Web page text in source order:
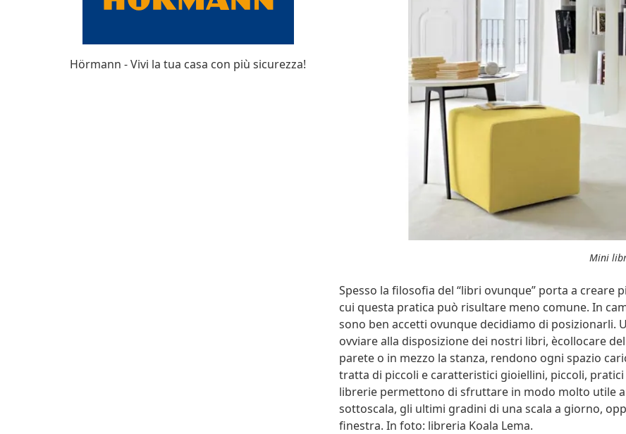
Mini
Spesso la filosofia del “libri ovunque” porta a
cui questa pratica può risultare meno comune. In
sono ben accetti ovunque decidiamo di posizionarli.
ovviare alla disposizione dei nostri libri, ècollocare
parete o in mezzo la stanza, rendono ogni spazio
tratta di piccoli e caratteristici gioiellini, piccoli,
librerie permettono di sfruttare in modo molto utile
sottoscala, gli ultimi gradini di una scala a giorno,
finestra. In foto: libreria Koala Lema.
Hörmann - Vivi la tua casa con più sicurezza!